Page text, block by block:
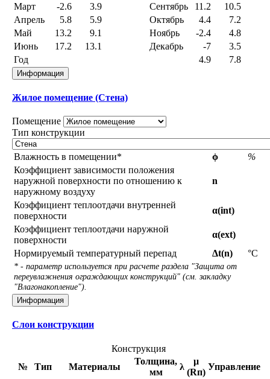
Март
-2.6 3.9 Сентябрь 11.2
10.5
Апрель
5.8 5.9 Октябрь 4.4
7.2
Май
13.2 9.1 Ноябрь -2.4
4.8
Июнь
17.2 13.1 Декабрь -7
3.5
Год
4.9 7.8
Информация
Жилое помещение (Стена)
Помещение
Тип конструкции
Влажность в помещении* ϕ
%
Коэффициент зависимости положения
наружной поверхности по отношению к
наружному воздуху
n
Коэффициент теплоотдачи внутренней
поверхности
α(int)
Коэффициент теплоотдачи наружной
поверхности
α(ext)
Нормируемый температурный перепад
Δt(n) °С
* - параметр используется при расчете раздела "Защита от
переувлажнения ограждающих конструкций" (см. закладку
"Влагонакопление").
Информация
Слои конструкции
Конструкция
№
Тип Материалы
Толщина,
мм
λ
μ
(Rп)
Управление